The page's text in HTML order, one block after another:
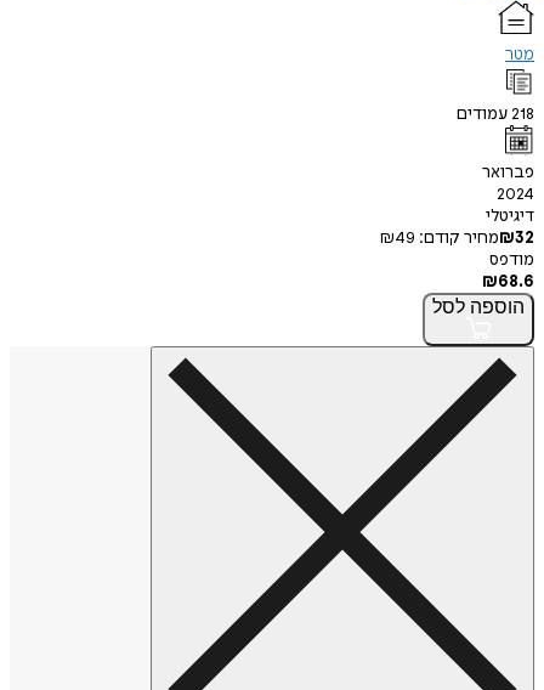
מטר
218עמודים
פברואר
2024
דיגיטלי
₪32 מחיר קודם: ₪49
מודפס
₪68.6
הוספה לסל